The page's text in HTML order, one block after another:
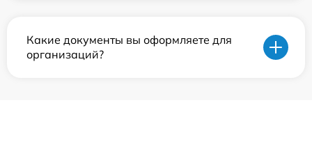
Какие документы вы оформляете для
организаций?